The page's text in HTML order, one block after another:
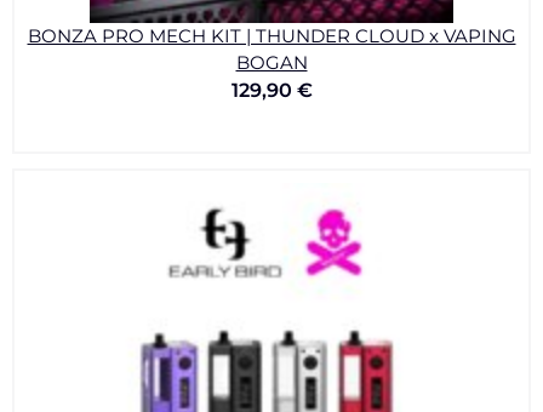
BONZA PRO MECH KIT | THUNDER CLOUD x VAPING
BOGAN
129,90 €